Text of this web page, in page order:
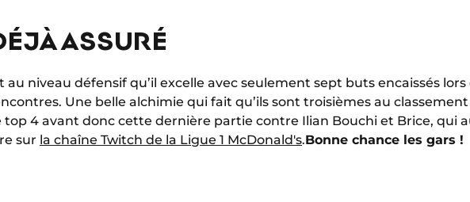
ASSURÉ
au niveau défensif qu’il excelle avec seulement sept buts encaissés lors
Une belle alchimie qui fait qu’ils sont troisièmes au
4 avant donc cette dernière partie contre Ilian Bouchi et Brice, qui
sur la chaîne Twitch de la Ligue 1 McDonald's.Bonne chance les gars !